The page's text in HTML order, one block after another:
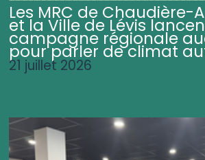
Les MRC de Chaudière-
et la Ville de Lévis
campagne régionale
pour parler de climat
21 juillet 2026